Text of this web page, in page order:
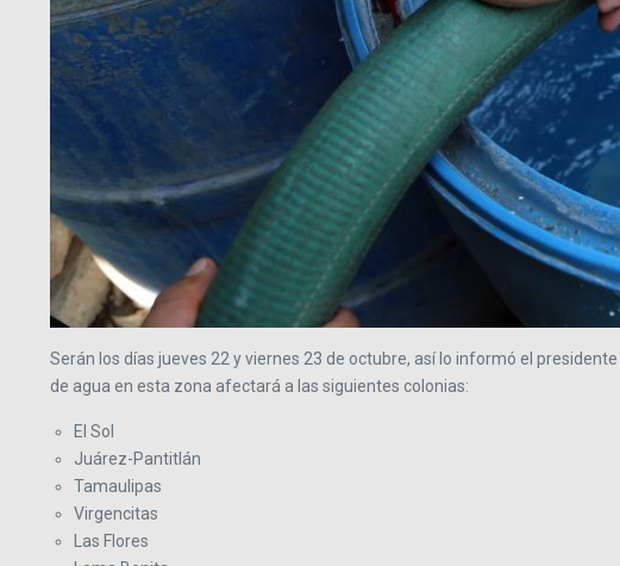
Serán los días jueves 22 y viernes 23 de octubre, así lo informó el
de agua en esta zona afectará a las siguientes colonias:
El Sol
Juárez-Pantitlán
Tamaulipas
Virgencitas
Las Flores